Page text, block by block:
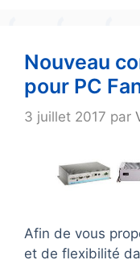
Nouveau
pour PC
3 juillet 2017 par
Afin de vous
et de flexibilité